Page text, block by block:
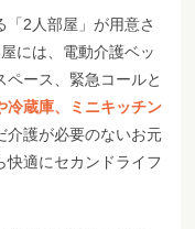
「2人部屋」が用意さ
には、電動介護ベッ
ペース、緊急コールと
冷蔵庫、ミニキッチン
介護が必要のないお元
快適にセカンドライフ